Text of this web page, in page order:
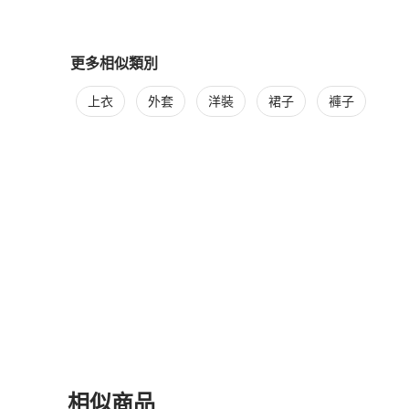
更多相似類別
更多 Fendi 女裝相似商品推薦
上衣 外套 洋裝 裙子 褲子
相似商品